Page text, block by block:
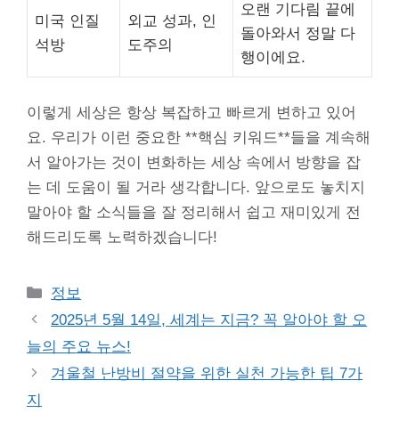
미국 인질
석방
외교 성과, 인
도주의
오랜 기다림 끝에
돌아와서 정말 다
행이에요.
이렇게 세상은 항상 복잡하고 빠르게 변하고 있어
요. 우리가 이런 중요한 **핵심 키워드**들을 계속해
서 알아가는 것이 변화하는 세상 속에서 방향을 잡
는 데 도움이 될 거라 생각합니다. 앞으로도 놓치지
말아야 할 소식들을 잘 정리해서 쉽고 재미있게 전
해드리도록 노력하겠습니다!
Categories
정보
2025년 5월 14일, 세계는 지금? 꼭 알아야 할 오
늘의 주요 뉴스!
겨울철 난방비 절약을 위한 실천 가능한 팁 7가
지